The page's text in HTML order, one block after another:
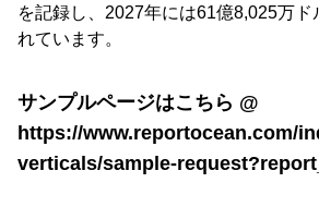
を記録し、2027年には61億8,025万ド
れています。
サンプルページはこちら @
https://www.reportocean.com/
verticals/sample-